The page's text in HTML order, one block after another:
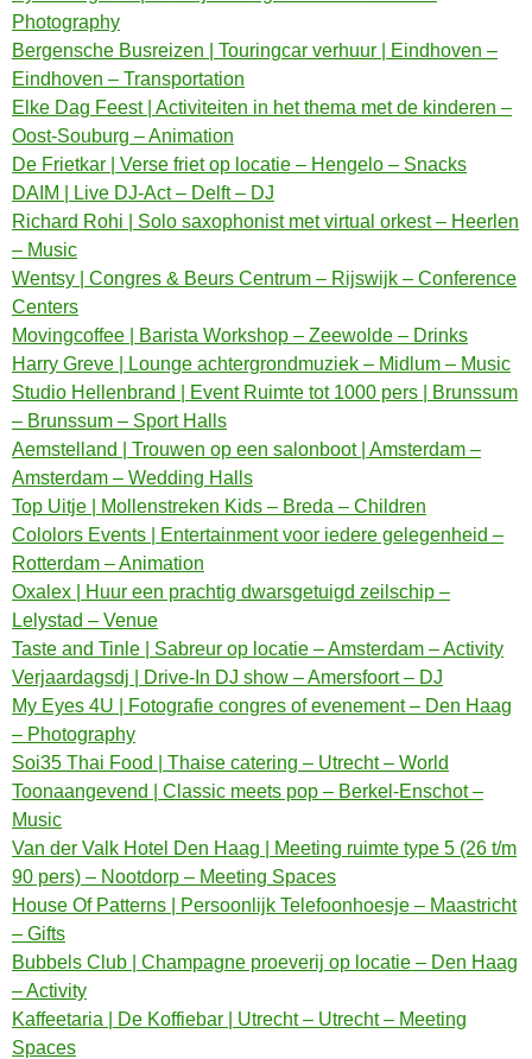
Photography
Bergensche Busreizen | Touringcar verhuur | Eindhoven –
Eindhoven – Transportation
Elke Dag Feest | Activiteiten in het thema met de kinderen –
Oost-Souburg – Animation
De Frietkar | Verse friet op locatie – Hengelo – Snacks
DAIM | Live DJ-Act – Delft – DJ
Richard Rohi | Solo saxophonist met virtual orkest – Heerlen
– Music
Wentsy | Congres & Beurs Centrum – Rijswijk – Conference
Centers
Movingcoffee | Barista Workshop – Zeewolde – Drinks
Harry Greve | Lounge achtergrondmuziek – Midlum – Music
Studio Hellenbrand | Event Ruimte tot 1000 pers | Brunssum
– Brunssum – Sport Halls
Aemstelland | Trouwen op een salonboot | Amsterdam –
Amsterdam – Wedding Halls
Top Uitje | Mollenstreken Kids – Breda – Children
Cololors Events | Entertainment voor iedere gelegenheid –
Rotterdam – Animation
Oxalex | Huur een prachtig dwarsgetuigd zeilschip –
Lelystad – Venue
Taste and Tinle | Sabreur op locatie – Amsterdam – Activity
Verjaardagsdj | Drive-In DJ show – Amersfoort – DJ
My Eyes 4U | Fotografie congres of evenement – Den Haag
– Photography
Soi35 Thai Food | Thaise catering – Utrecht – World
Toonaangevend | Classic meets pop – Berkel-Enschot –
Music
Van der Valk Hotel Den Haag | Meeting ruimte type 5 (26 t/m
90 pers) – Nootdorp – Meeting Spaces
House Of Patterns | Persoonlijk Telefoonhoesje – Maastricht
– Gifts
Bubbels Club | Champagne proeverij op locatie – Den Haag
– Activity
Kaffeetaria | De Koffiebar | Utrecht – Utrecht – Meeting
Spaces